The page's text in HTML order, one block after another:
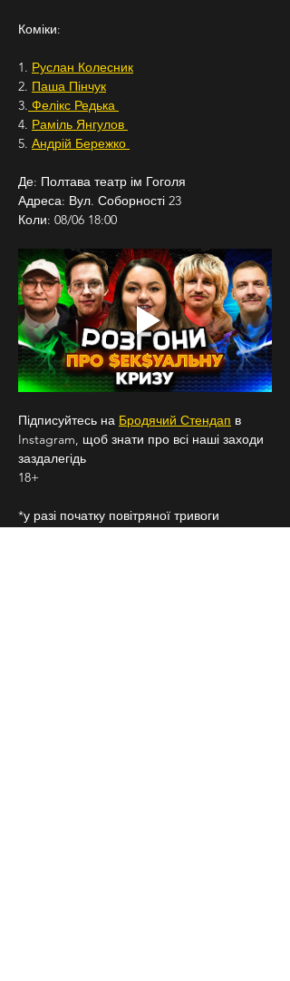
Коміки:
1. Руслан Колесник
2. Паша Пінчук
3. Фелікс Редька
4. Раміль Янгулов
5. Андрій Бережко
Де: Полтава театр ім Гоголя
Адреса: Вул. Соборності 23
Коли: 08/06 18:00
Підписуйтесь на Бродячий Стендап в
Instagram, щоб знати про всі наші заходи
заздалегідь
18+
*у разі початку повітряної тривоги